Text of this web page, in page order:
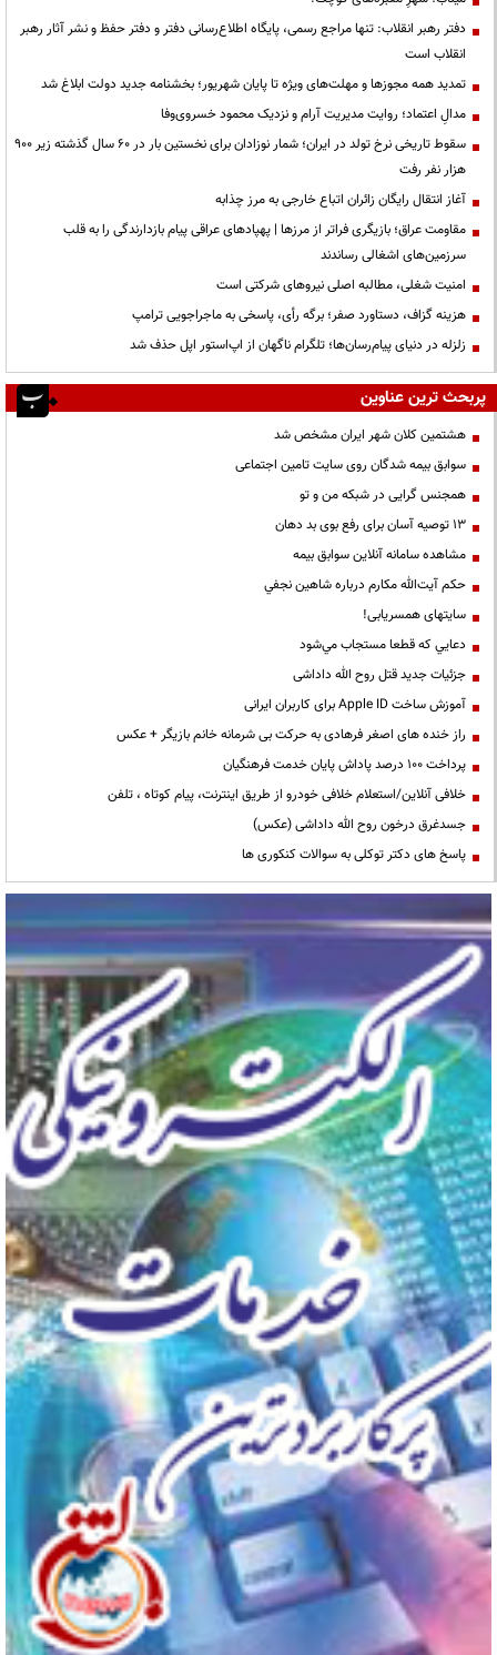
دفتر رهبر انقلاب: تنها مراجع رسمی، پایگاه اطلاع‌رسانی دفتر و دفتر حفظ و نشر آثار رهبر
انقلاب است
تمدید همه مجوزها و مهلت‌های ویژه تا پایان شهریور؛ بخشنامه جدید دولت ابلاغ شد
مدالِ اعتماد؛ روایت مدیریت آرام و نزدیک محمود خسروی‌وفا
سقوط تاریخی نرخ تولد در ایران؛ شمار نوزادان برای نخستین بار در ۶۰ سال گذشته زیر ۹۰۰
هزار نفر رفت
آغاز انتقال رایگان زائران اتباع خارجی به مرز چذابه
مقاومت عراق؛ بازیگری فراتر از مرزها | پهپادهای عراقی پیام بازدارندگی را به قلب
سرزمین‌های اشغالی رساندند
‌امنیت شغلی، مطالبه اصلی نیروهای شرکتی است
هزینه گزاف، دستاورد صفر؛ برگه رأی، پاسخی به ماجراجویی ترامپ
زلزله در دنیای پیام‌رسان‌ها؛ تلگرام ناگهان از اپ‌استور اپل حذف شد
پربحث ترین عناوین
هشتمین کلان شهر ایران مشخص شد
سوابق بیمه شدگان روی سایت تامین اجتماعی
همجنس گرایی در شبکه من و تو
13 توصیه آسان برای رفع بوی بد دهان
مشاهده سامانه آنلاين سوابق بیمه
حكم آيت‌الله مكارم درباره شاهين نجفي
سایتهای همسریابی!
دعايي كه قطعا مستجاب مي‌شود
جزئیات جدید قتل روح الله داداشی
آموزش ساخت Apple ID برای کاربران ایرانی
راز خنده های اصغر فرهادی به حرکت بی شرمانه خانم بازیگر + عکس
پرداخت ۱۰۰ درصد پاداش پایان خدمت فرهنگیان
خلافی آنلاین/استعلام خلافی خودرو از طریق اینترنت، پیام کوتاه ، تلفن
جسدغرق درخون روح الله داداشی (عکس)
پاسخ های دکتر توکلی به سوالات کنکوری ها